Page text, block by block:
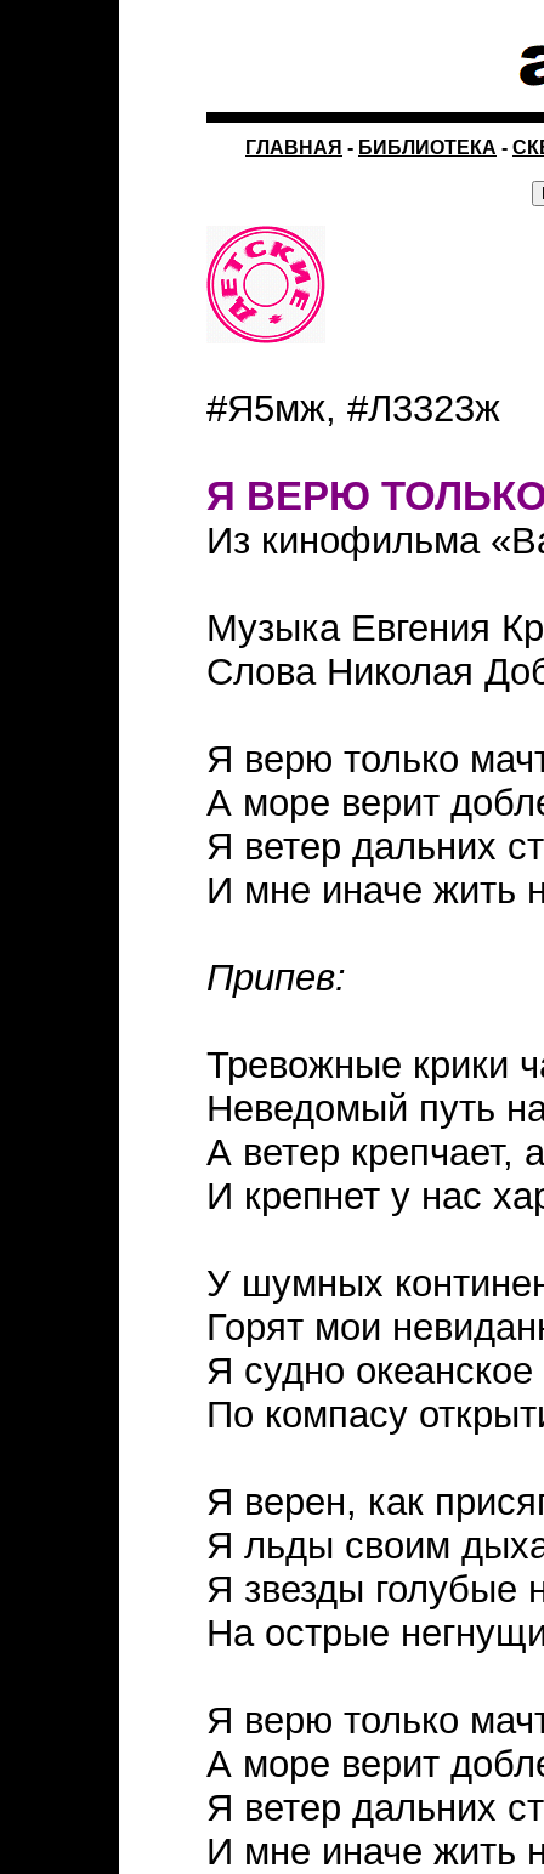
ГЛАВНАЯ - БИБЛИОТЕКА -
#Я5мж, #Л3323ж
Я ВЕРЮ
Из кинофильма
Музыка Евгения
Слова Николая
Я верю только
А море верит
Я ветер дальних
И мне иначе жить
Припев:
Тревожные крики
Неведомый путь
А ветер крепчает,
И крепнет у нас
У шумных
Горят мои
Я судно океанское
По компасу
Я верен, как
Я льды своим
Я звезды голубые
На острые
Я верю только
А море верит
Я ветер дальних
И мне иначе жить